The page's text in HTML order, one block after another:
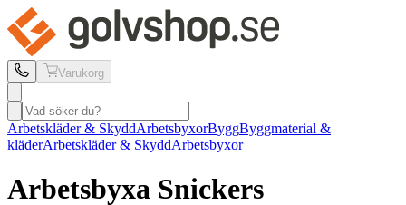
Varukorg
Arbetskläder & SkyddArbetsbyxorByggByggmaterial &
kläderArbetskläder & SkyddArbetsbyxor
Arbetsbyxa Snickers